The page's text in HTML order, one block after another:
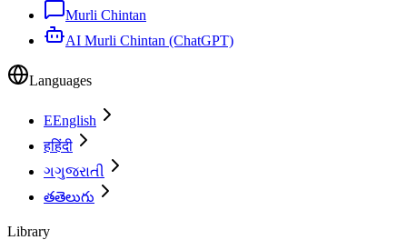
Murli Chintan
AI Murli Chintan (ChatGPT)
Languages
EEnglish
हहिंदी
ગગુજરાતી
తతెలుగు
Library